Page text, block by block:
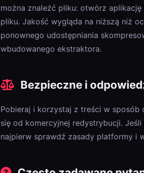
można znaleźć pliku: otwórz
pliku. Jakość wygląda na niższą niż
ponownego udostępniania
wbudowanego ekstraktora.
Bezpieczne i
Pobieraj i korzystaj z treści w
się od komercyjnej redystrybucji.
najpierw sprawdź zasady platformy i